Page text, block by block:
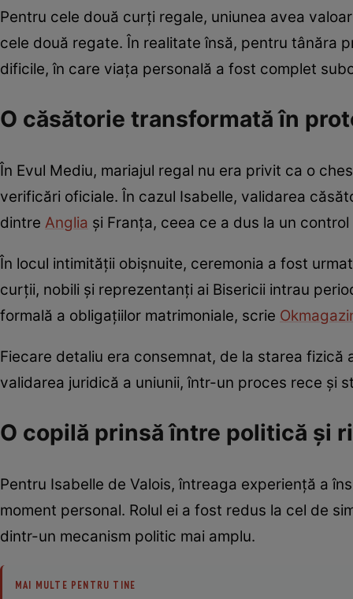
Pentru cele două curți regale, uniunea avea
cele două regate. În realitate însă, pentru tânăra
dificile, în care viața personală a fost complet
O căsătorie transformată în
În Evul Mediu, mariajul regal nu era privit ca o
verificări oficiale. În cazul Isabelle, validarea
dintre Anglia și Franța, ceea ce a dus la un
În locul intimității obișnuite, ceremonia a fost
curții, nobili și reprezentanți ai Bisericii intrau
formală a obligațiilor matrimoniale, scrie
Fiecare detaliu era consemnat, de la starea
validarea juridică a uniunii, într-un proces rece și
O copilă prinsă între politică și
Pentru Isabelle de Valois, întreaga experiență a
moment personal. Rolul ei a fost redus la cel de
dintr-un mecanism politic mai amplu.
MAI MULTE PENTRU TINE